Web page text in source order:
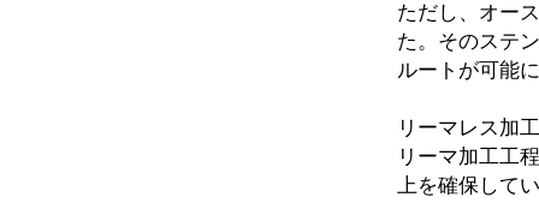
ただし、オー
た。そのステ
ルートが可能
リーマレス加
リーマ加工工
上を確保して